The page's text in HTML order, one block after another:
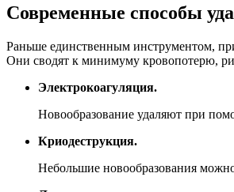
Современные способы
Раньше единственным инструментом,
Они сводят к минимуму кровопотерю,
Электрокоагуляция.
Новообразование удаляют при
Криодеструкция.
Небольшие новообразования